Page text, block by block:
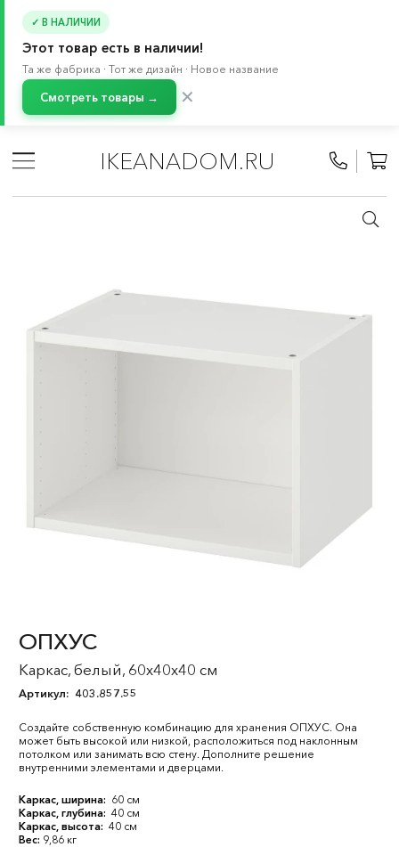
✓ В НАЛИЧИИ
Этот товар есть в наличии!
Та же фабрика · Тот же дизайн · Новое название
Смотреть товары → ✕
IKEANADOM.RU
/
Система хранения БЕСТО
ОПХУС
Каркас, белый, 60x40x40 см
Артикул: 403.857.55
Создайте собственную комбинацию для хранения ОПХУС. Она
может быть высокой или низкой, расположиться под наклонным
потолком или занимать всю стену. Дополните решение
внутренними элементами и дверцами.
Каркас, ширина: 60 см
Каркас, глубина: 40 см
Каркас, высота: 40 см
Вес: 9,86 кг